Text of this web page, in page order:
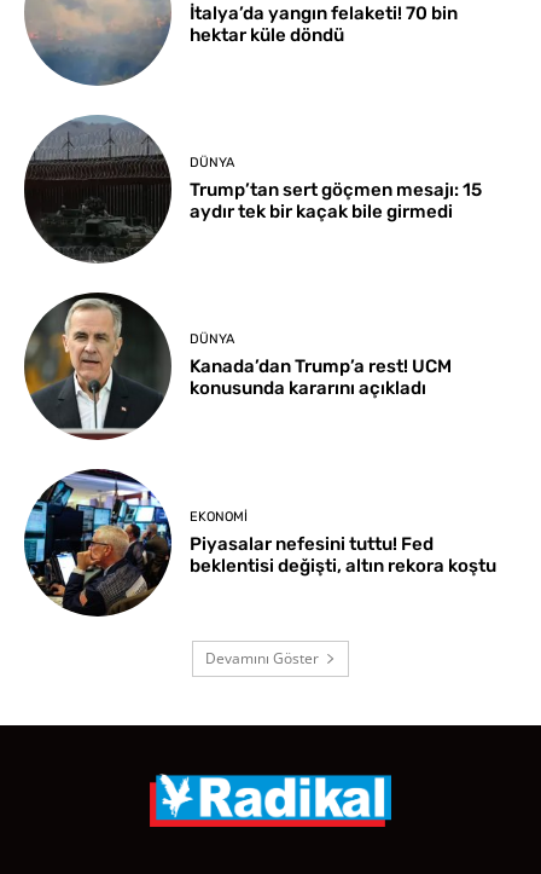
İtalya’da yangın felaketi! 70 bin
hektar küle döndü
DÜNYA
Trump’tan sert göçmen mesajı: 15
aydır tek bir kaçak bile girmedi
DÜNYA
Kanada’dan Trump’a rest! UCM
konusunda kararını açıkladı
EKONOMI
Piyasalar nefesini tuttu! Fed
beklentisi değişti, altın rekora koştu
Devamını Göster